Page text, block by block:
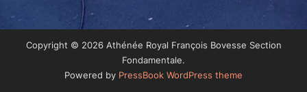
Copyright © 2026 Athénée Royal François Bovesse Section
Fondamentale.
Powered by PressBook WordPress theme